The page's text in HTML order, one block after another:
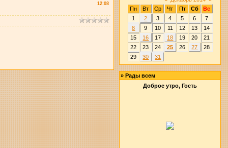
12:08
Пн
Вт Ср Чт Пт Сб
Вс
1
2 3 4 5 6
7
8
9 10 11 12 13
14
15
16 17 18 19 20
21
22
23 24 25 26 27
28
29
30 31
»Рады всем
Доброе утро, Гость